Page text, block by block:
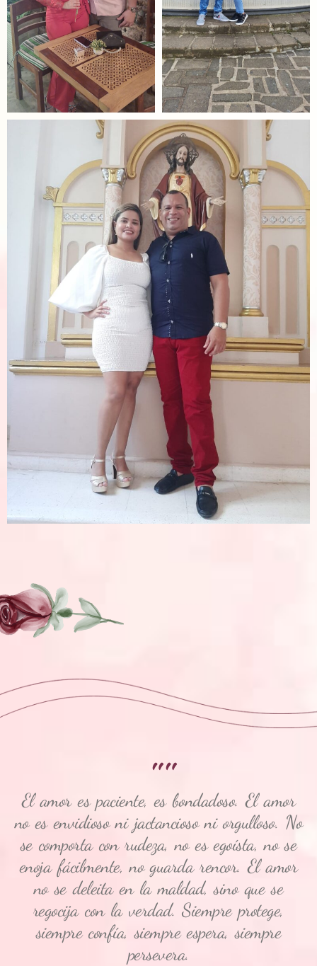
""
El amor es paciente, es bondadoso. El amor
no es envidioso ni jactancioso ni orgulloso. No
se comporta con rudeza, no es egoísta, no se
enoja fácilmente, no guarda rencor. El amor
no se deleita en la maldad, sino que se
regocija con la verdad. Siempre protege,
siempre confía, siempre espera, siempre
persevera.